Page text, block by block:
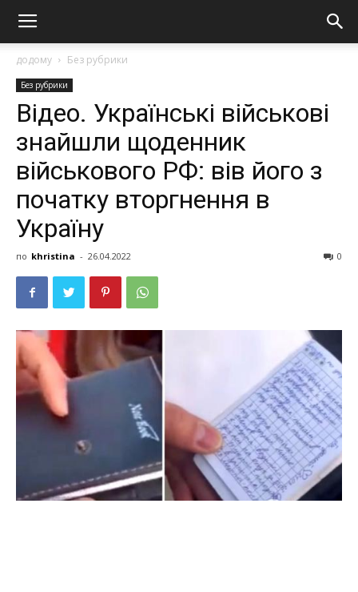
додому Без рубрики
Без рубрики
Відео. Українські військові
знайшли щоденник
військового РФ: вів його з
початку втopгнeння в
Україну
по khristina - 26.04.2022 0